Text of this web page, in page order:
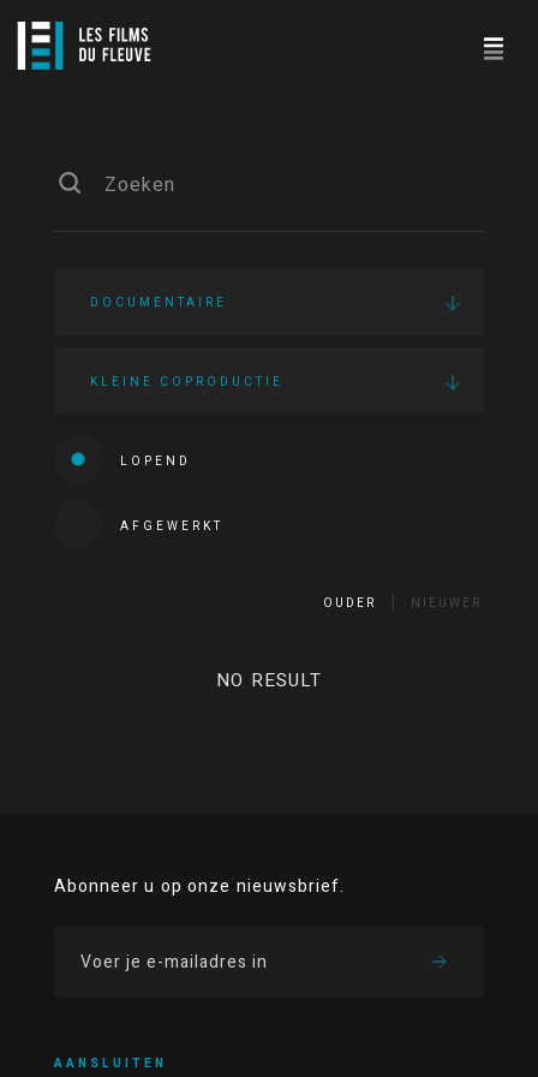
DOCUMENTAIRE
KLEINE COPRODUCTIE
LOPEND
AFGEWERKT
OUDER NIEUWER
NO RESULT
Abonneer u op onze nieuwsbrief.
AANSLUITEN